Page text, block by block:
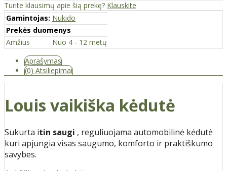
Turite klausimų apie šią prekę? Klauskite
Gamintojas: Nukido
Prekės duomenys
Amžius
Nuo 4 - 12 metų
Aprašymas
(0) Atsiliepimai
Louis vaikiška kėdutė
Sukurta itin saugi , reguliuojama automobilinė kėdutė
kuri apjungia visas saugumo, komforto ir praktiškumo
savybes.